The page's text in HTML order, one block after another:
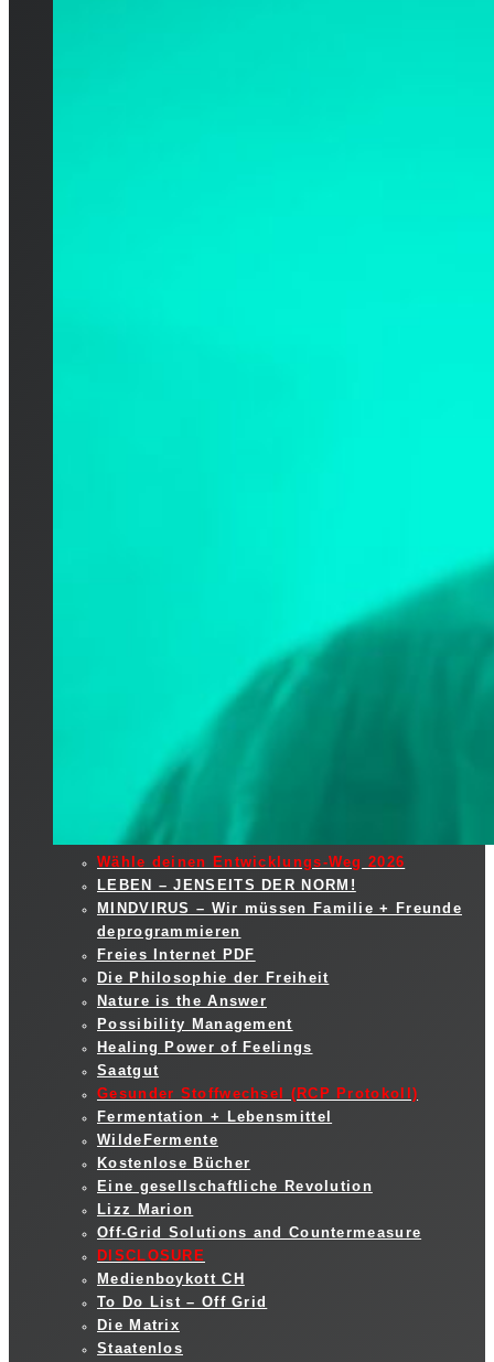
Wähle deinen Entwicklungs-Weg 2026
LEBEN – JENSEITS DER NORM!
MINDVIRUS – Wir müssen Familie + Freunde
deprogrammieren
Freies Internet PDF
Die Philosophie der Freiheit
Nature is the Answer
Possibility Management
Healing Power of Feelings
Saatgut
Gesunder Stoffwechsel (RCP Protokoll)
Fermentation + Lebensmittel
WildeFermente
Kostenlose Bücher
Eine gesellschaftliche Revolution
Lizz Marion
Off-Grid Solutions and Countermeasure
DISCLOSURE
Medienboykott CH
To Do List – Off Grid
Die Matrix
Staatenlos